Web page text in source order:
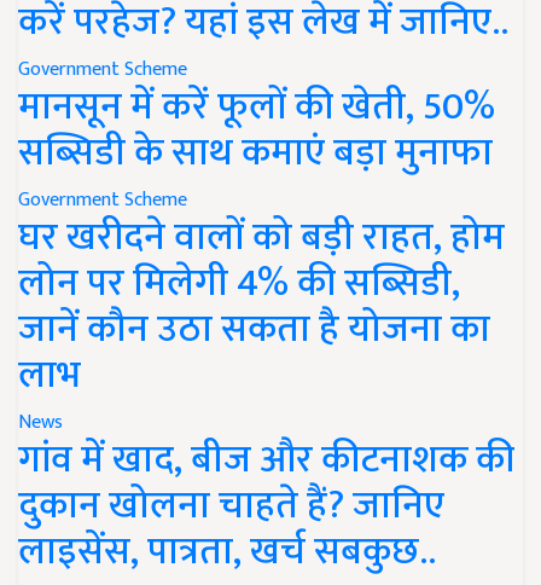
करें परहेज? यहां इस लेख में जानिए..
Government Scheme
मानसून में करें फूलों की खेती, 50%
सब्सिडी के साथ कमाएं बड़ा मुनाफा
Government Scheme
घर खरीदने वालों को बड़ी राहत, होम
लोन पर मिलेगी 4% की सब्सिडी,
जानें कौन उठा सकता है योजना का
लाभ
News
गांव में खाद, बीज और कीटनाशक की
दुकान खोलना चाहते हैं? जानिए
लाइसेंस, पात्रता, खर्च सबकुछ..